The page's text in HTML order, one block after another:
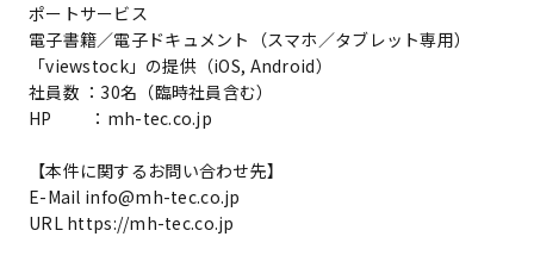
ポートサービス
電子書籍／電子ドキュメント（スマホ／タブレット専用）
「viewstock」の提供（iOS, Android）
社員数 ：30名（臨時社員含む）
HP ：mh-tec.co.jp
【本件に関するお問い合わせ先】
E-Mail info@mh-tec.co.jp
URL https://mh-tec.co.jp